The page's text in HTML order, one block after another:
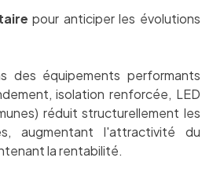
pour anticiper les évolutions
des équipements performants
isolation renforcée, LED
réduit structurellement les
augmentant l'attractivité du
la rentabilité.